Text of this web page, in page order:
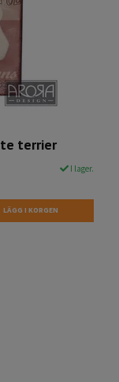
terrier
I lager.